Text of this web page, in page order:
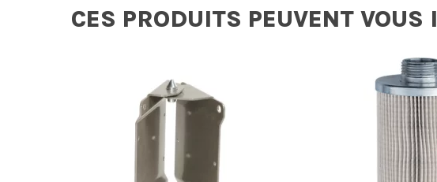
CES PRODUITS PEUVENT VOUS